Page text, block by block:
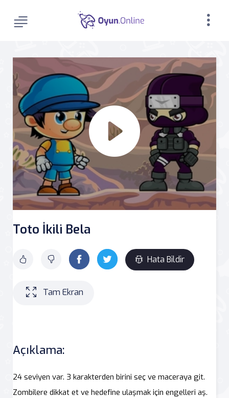
Toto İkili Bela
Hata Bildir
Tam Ekran
Açıklama:
24 seviyen var. 3 karakterden birini seç ve maceraya git.
Zombilere dikkat et ve hedefine ulaşmak için engelleri aş.